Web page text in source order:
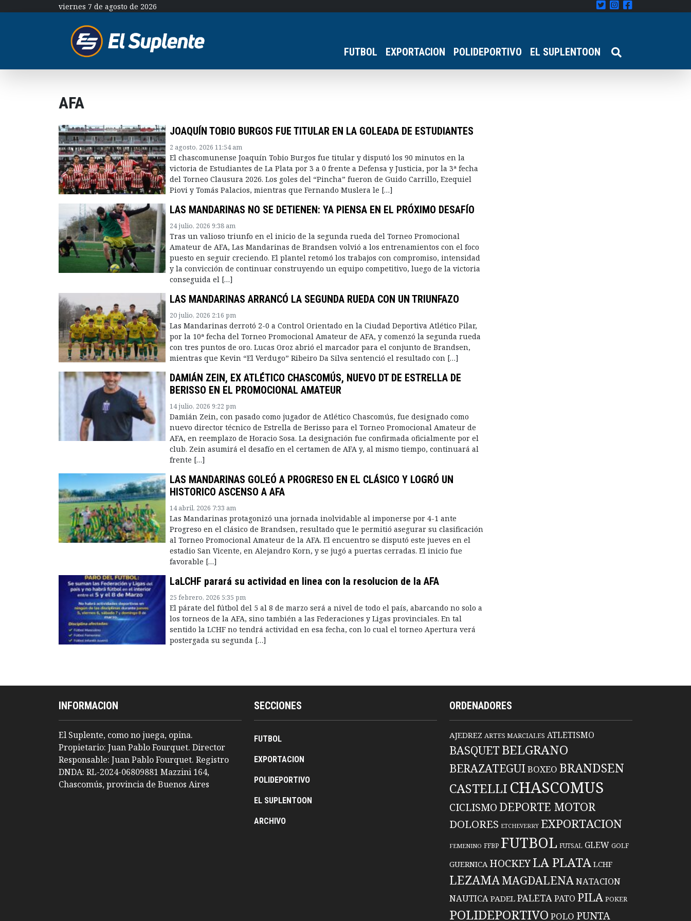
viernes 7 de agosto de 2026
FUTBOL EXPORTACION POLIDEPORTIVO EL SUPLENTOON
AFA
JOAQUÍN TOBIO BURGOS FUE TITULAR EN LA GOLEADA DE ESTUDIANTES
2 agosto, 2026 11:54 am
El chascomunense Joaquín Tobio Burgos fue titular y disputó los 90 minutos en la
victoria de Estudiantes de La Plata por 3 a 0 frente a Defensa y Justicia, por la 3ª fecha
del Torneo Clausura 2026. Los goles del “Pincha” fueron de Guido Carrillo, Ezequiel
Piovi y Tomás Palacios, mientras que Fernando Muslera le […]
LAS MANDARINAS NO SE DETIENEN: YA PIENSA EN EL PRÓXIMO DESAFÍO
24 julio, 2026 9:38 am
Tras un valioso triunfo en el inicio de la segunda rueda del Torneo Promocional
Amateur de AFA, Las Mandarinas de Brandsen volvió a los entrenamientos con el foco
puesto en seguir creciendo. El plantel retomó los trabajos con compromiso, intensidad
y la convicción de continuar construyendo un equipo competitivo, luego de la victoria
conseguida el […]
LAS MANDARINAS ARRANCÓ LA SEGUNDA RUEDA CON UN TRIUNFAZO
20 julio, 2026 2:16 pm
Las Mandarinas derrotó 2-0 a Control Orientado en la Ciudad Deportiva Atlético Pilar,
por la 10ª fecha del Torneo Promocional Amateur de AFA, y comenzó la segunda rueda
con tres puntos de oro. Lucas Oroz abrió el marcador para el conjunto de Brandsen,
mientras que Kevin “El Verdugo” Ribeiro Da Silva sentenció el resultado con […]
DAMIÁN ZEIN, EX ATLÉTICO CHASCOMÚS, NUEVO DT DE ESTRELLA DE
BERISSO EN EL PROMOCIONAL AMATEUR
14 julio, 2026 9:22 pm
Damián Zein, con pasado como jugador de Atlético Chascomús, fue designado como
nuevo director técnico de Estrella de Berisso para el Torneo Promocional Amateur de
AFA, en reemplazo de Horacio Sosa. La designación fue confirmada oficialmente por el
club. Zein asumirá el desafío en el certamen de AFA y, al mismo tiempo, continuará al
frente […]
LAS MANDARINAS GOLEÓ A PROGRESO EN EL CLÁSICO Y LOGRÓ UN
HISTORICO ASCENSO A AFA
14 abril, 2026 7:33 am
Las Mandarinas protagonizó una jornada inolvidable al imponerse por 4-1 ante
Progreso en el clásico de Brandsen, resultado que le permitió asegurar su clasificación
al Torneo Promocional Amateur de la AFA. El encuentro se disputó este jueves en el
estadio San Vicente, en Alejandro Korn, y se jugó a puertas cerradas. El inicio fue
favorable […]
LaLCHF parará su actividad en linea con la resolucion de la AFA
25 febrero, 2026 5:35 pm
El párate del fútbol del 5 al 8 de marzo será a nivel de todo el país, abarcando no solo a
los torneos de la AFA, sino también a las Federaciones y Ligas provinciales. En tal
sentido la LCHF no tendrá actividad en esa fecha, con lo cual el torneo Apertura verá
postergada su segunda […]
INFORMACION
El Suplente, como no juega, opina.
Propietario: Juan Pablo Fourquet. Director
Responsable: Juan Pablo Fourquet. Registro
DNDA: RL-2024-06809881 Mazzini 164,
Chascomús, provincia de Buenos Aires
SECCIONES
FUTBOL
EXPORTACION
POLIDEPORTIVO
EL SUPLENTOON
ARCHIVO
ORDENADORES
AJEDREZ ARTES MARCIALES ATLETISMO
BASQUET BELGRANO
BERAZATEGUIBOXEO BRANDSEN
CASTELLI CHASCOMUS
CICLISMO DEPORTE MOTOR
DOLORES ETCHEVERRY EXPORTACION
FEMENINO FFBP FUTBOL FUTSAL GLEW GOLF
GUERNICA HOCKEYLA PLATA LCHF
LEZAMAMAGDALENANATACION
NAUTICA PADEL PALETA PATO PILA POKER
POLIDEPORTIVO POLO PUNTA